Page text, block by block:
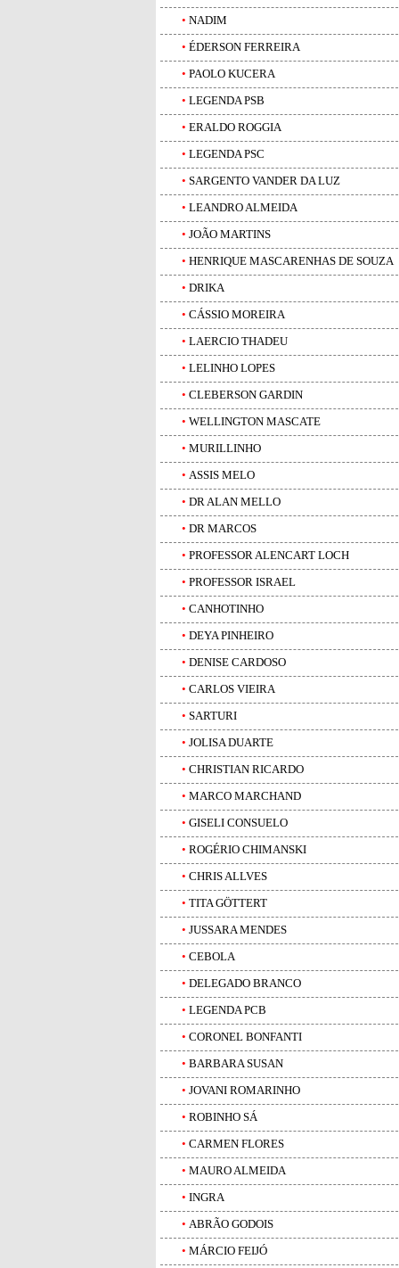
• NADIM
• ÉDERSON FERREIRA
• PAOLO KUCERA
• LEGENDA PSB
• ERALDO ROGGIA
• LEGENDA PSC
• SARGENTO VANDER DA LUZ
• LEANDRO ALMEIDA
• JOÃO MARTINS
• HENRIQUE MASCARENHAS DE SOUZA
• DRIKA
• CÁSSIO MOREIRA
• LAERCIO THADEU
• LELINHO LOPES
• CLEBERSON GARDIN
• WELLINGTON MASCATE
• MURILLINHO
• ASSIS MELO
• DR ALAN MELLO
• DR MARCOS
• PROFESSOR ALENCART LOCH
• PROFESSOR ISRAEL
• CANHOTINHO
• DEYA PINHEIRO
• DENISE CARDOSO
• CARLOS VIEIRA
• SARTURI
• JOLISA DUARTE
• CHRISTIAN RICARDO
• MARCO MARCHAND
• GISELI CONSUELO
• ROGÉRIO CHIMANSKI
• CHRIS ALLVES
• TITA GÖTTERT
• JUSSARA MENDES
• CEBOLA
• DELEGADO BRANCO
• LEGENDA PCB
• CORONEL BONFANTI
• BARBARA SUSAN
• JOVANI ROMARINHO
• ROBINHO SÁ
• CARMEN FLORES
• MAURO ALMEIDA
• INGRA
• ABRÃO GODOIS
• MÁRCIO FEIJÓ